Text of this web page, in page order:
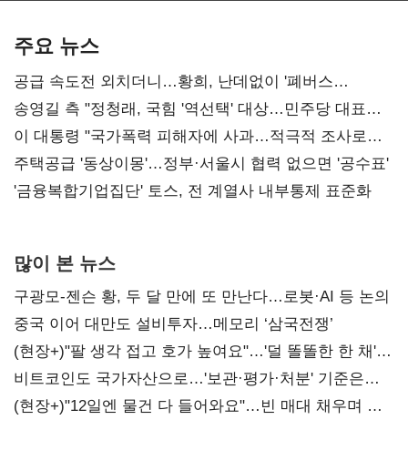
주요 뉴스
공급 속도전 외치더니…황희, 난데없이 '폐버스
리모델링' 제안
송영길 측 "정청래, 국힘 '역선택' 대상…민주당 대표로
총선 지휘 못해"
이 대통령 "국가폭력 피해자에 사과…적극적 조사로
진실 밝혀야"
주택공급 '동상이몽'…정부·서울시 협력 없으면 '공수표'
'금융복합기업집단' 토스, 전 계열사 내부통제 표준화
많이 본 뉴스
구광모-젠슨 황, 두 달 만에 또 만난다…로봇·AI 등 논의
중국 이어 대만도 설비투자…메모리 ‘삼국전쟁’
(현장+)"팔 생각 접고 호가 높여요"…'덜 똘똘한 한 채'
20억 키맞추기
비트코인도 국가자산으로…'보관·평가·처분' 기준은
숙제
(현장+)"12일엔 물건 다 들어와요"…빈 매대 채우며 문